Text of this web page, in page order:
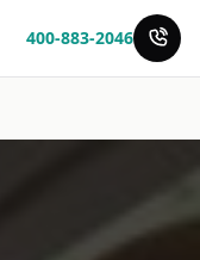
400-883-2046